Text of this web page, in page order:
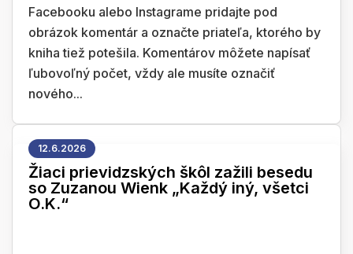
Facebooku alebo Instagrame pridajte pod
obrázok komentár a označte priateľa, ktorého by
kniha tiež potešila. Komentárov môžete napísať
ľubovoľný počet, vždy ale musíte označiť
nového...
12.6.2026
Žiaci prievidzských škôl zažili besedu
so Zuzanou Wienk „Každý iný, všetci
O.K.“